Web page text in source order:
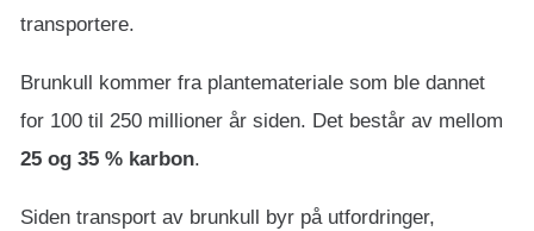
transportere.
Brunkull kommer fra plantemateriale som ble dannet
for 100 til 250 millioner år siden. Det består av mellom
25 og 35 % karbon.
Siden transport av brunkull byr på utfordringer,